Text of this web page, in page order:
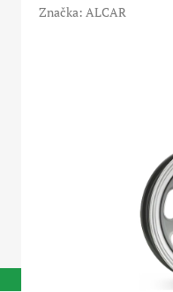
Značka: ALCAR